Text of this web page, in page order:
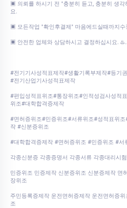
▣ 의뢰를 하시기 전 "충분히 듣고, 충분히 생각
요.
▣ 모든작업 "확인후결제" 마음에드실때까지수
▣ 안전한 업체와 상담하시고 결정하십시요.
#전기기사성적표제작#생활기록부제작#등기
#전기산업기사성적표제작
#편입성적표위조#통장위조#인적성검사성적
위조#대학합격증제작
#면허증위조#민증위조#서류위조#성적표위
작 #신분증위조
#대학합격증제작 #면허증위조 #민증위조 #
각종신분증 각종증명서 각종서류 각종대리시
민증위조 민증제작 신분증위조 신분증제작 면
장위조
주민등록증제작 운전면허증제작 운전면허증
조